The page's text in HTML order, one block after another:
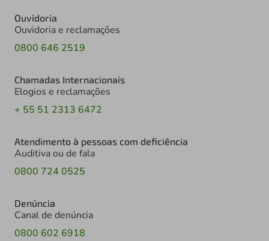
Ouvidoria
Ouvidoria e reclamações
0800 646 2519
Chamadas Internacionais
Elogios e reclamações
+ 55 51 2313 6472
Atendimento à pessoas com deficiência
Auditiva ou de fala
0800 724 0525
Denúncia
Canal de denúncia
0800 602 6918